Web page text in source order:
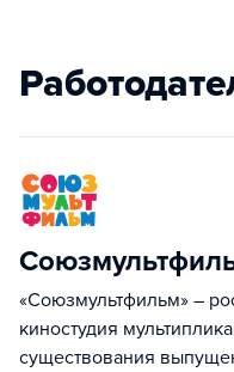
«Союзмультфильм» –
киностудия
существования